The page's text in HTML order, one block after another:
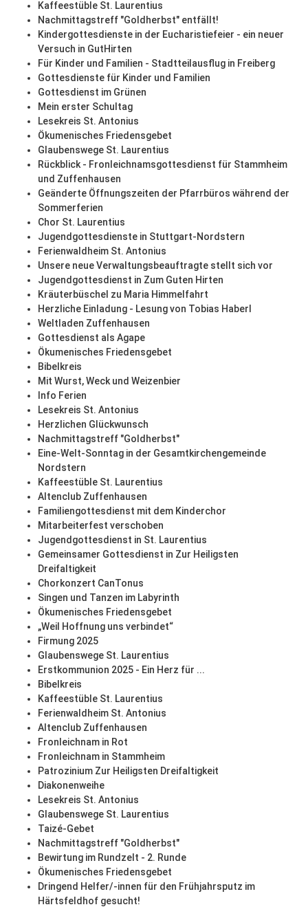
Kaffeestüble St. Laurentius
Nachmittagstreff "Goldherbst" entfällt!
Kindergottesdienste in der Eucharistiefeier - ein neuer
Versuch in GutHirten
Für Kinder und Familien - Stadtteilausflug in Freiberg
Gottesdienste für Kinder und Familien
Gottesdienst im Grünen
Mein erster Schultag
Lesekreis St. Antonius
Ökumenisches Friedensgebet
Glaubenswege St. Laurentius
Rückblick - Fronleichnamsgottesdienst für Stammheim
und Zuffenhausen
Geänderte Öffnungszeiten der Pfarrbüros während der
Sommerferien
Chor St. Laurentius
Jugendgottesdienste in Stuttgart-Nordstern
Ferienwaldheim St. Antonius
Unsere neue Verwaltungsbeauftragte stellt sich vor
Jugendgottesdienst in Zum Guten Hirten
Kräuterbüschel zu Maria Himmelfahrt
Herzliche Einladung - Lesung von Tobias Haberl
Weltladen Zuffenhausen
Gottesdienst als Agape
Ökumenisches Friedensgebet
Bibelkreis
Mit Wurst, Weck und Weizenbier
Info Ferien
Lesekreis St. Antonius
Herzlichen Glückwunsch
Nachmittagstreff "Goldherbst"
Eine-Welt-Sonntag in der Gesamtkirchengemeinde
Nordstern
Kaffeestüble St. Laurentius
Altenclub Zuffenhausen
Familiengottesdienst mit dem Kinderchor
Mitarbeiterfest verschoben
Jugendgottesdienst in St. Laurentius
Gemeinsamer Gottesdienst in Zur Heiligsten
Dreifaltigkeit
Chorkonzert CanTonus
Singen und Tanzen im Labyrinth
Ökumenisches Friedensgebet
„Weil Hoffnung uns verbindet“
Firmung 2025
Glaubenswege St. Laurentius
Erstkommunion 2025 - Ein Herz für ...
Bibelkreis
Kaffeestüble St. Laurentius
Ferienwaldheim St. Antonius
Altenclub Zuffenhausen
Fronleichnam in Rot
Fronleichnam in Stammheim
Patrozinium Zur Heiligsten Dreifaltigkeit
Diakonenweihe
Lesekreis St. Antonius
Glaubenswege St. Laurentius
Taizé-Gebet
Nachmittagstreff "Goldherbst"
Bewirtung im Rundzelt - 2. Runde
Ökumenisches Friedensgebet
Dringend Helfer/-innen für den Frühjahrsputz im
Härtsfeldhof gesucht!